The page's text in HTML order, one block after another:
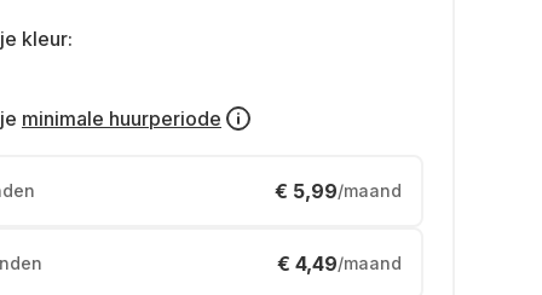
kleur:
minimale huurperiode
€ 5,99/maand
€ 4,49/maand